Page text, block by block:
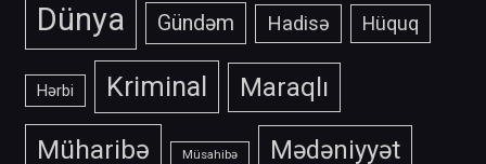
Dünya Gündəm Hadisə Hüquq
Hərbi Kriminal Maraqlı
Müharibə Müsahibə Mədəniyyət